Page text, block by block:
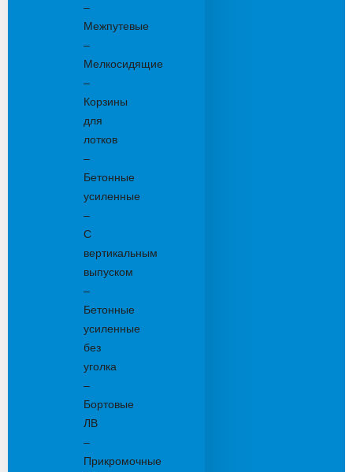
–
Межпутевые
–
Мелкосидящие
–
Корзины
для
лотков
–
Бетонные
усиленные
–
С
вертикальным
выпуском
–
Бетонные
усиленные
без
уголка
–
Бортовые
ЛВ
–
Прикромочные